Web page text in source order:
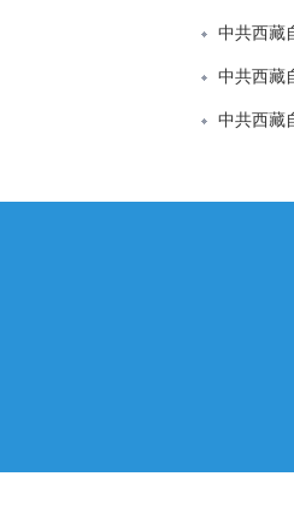
中共西藏
中共西藏
中共西藏